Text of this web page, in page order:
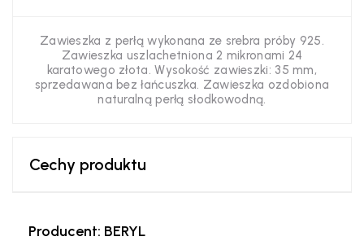
Zawieszka z perłą wykonana ze srebra próby 925.
Zawieszka uszlachetniona 2 mikronami 24
karatowego złota. Wysokość zawieszki: 35 mm,
sprzedawana bez łańcuszka. Zawieszka ozdobiona
naturalną perłą słodkowodną.
Cechy produktu
Producent: BERYL